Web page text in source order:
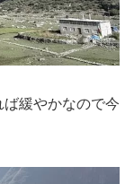
緩やかなので今